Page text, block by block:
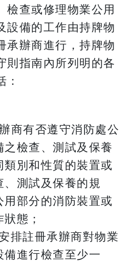
檢查或修理物業公用
設備的工作由持牌物
承辦商進行，持牌物
則指南內所列明的各
有否遵守消防處公
檢查、測試及保養
別和性質的裝置或
測試及保養的規
部分的消防裝置或
態；
註冊承辦商對物業
進行檢查至少一